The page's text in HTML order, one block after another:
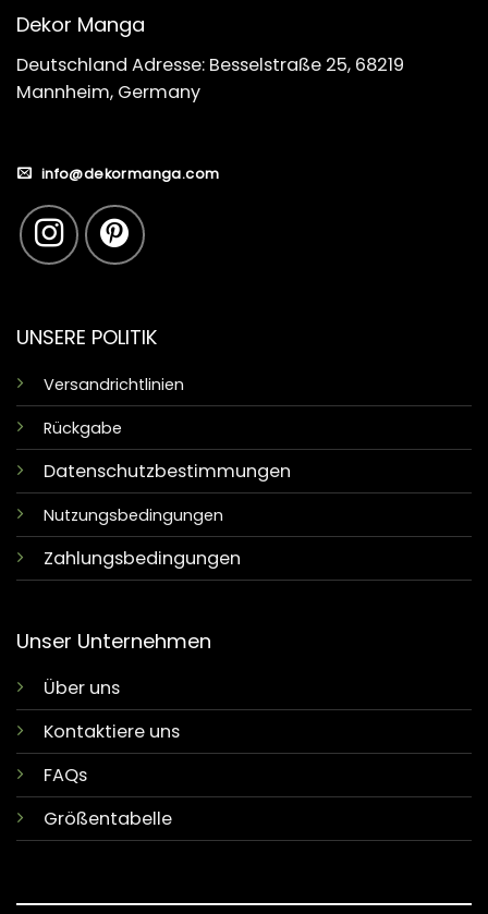
Dekor Manga
Deutschland Adresse: Besselstraße 25, 68219
Mannheim, Germany
info@dekormanga.com
UNSERE POLITIK
Versandrichtlinien
Rückgabe
Datenschutzbestimmungen
Nutzungsbedingungen
Zahlungsbedingungen
Unser Unternehmen
Über uns
Kontaktiere uns
FAQs
Größentabelle